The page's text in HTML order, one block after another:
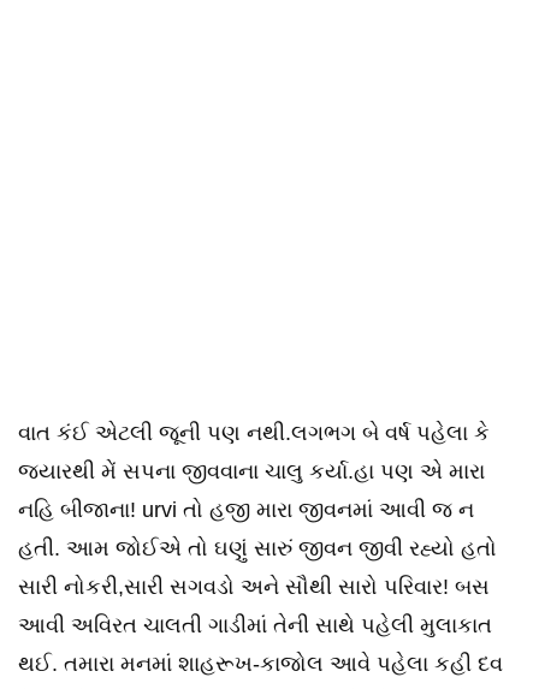
વાત કંઈ એટલી જૂની પણ નથી.લગભગ બે વર્ષ પહેલા કે
જ્યારથી મેં સપના જીવવાના ચાલુ કર્યા.હા પણ એ મારા
નહિ બીજાના! urvi તો હજી મારા જીવનમાં આવી જ ન
હતી. આમ જોઈએ તો ઘણું સારું જીવન જીવી રહ્યો હતો
સારી નોકરી,સારી સગવડો અને સૌથી સારો પરિવાર! બસ
આવી અવિરત ચાલતી ગાડીમાં તેની સાથે પહેલી મુલાકાત
થઈ. તમારા મનમાં શાહરૂખ-કાજોલ આવે પહેલા કહી દવ